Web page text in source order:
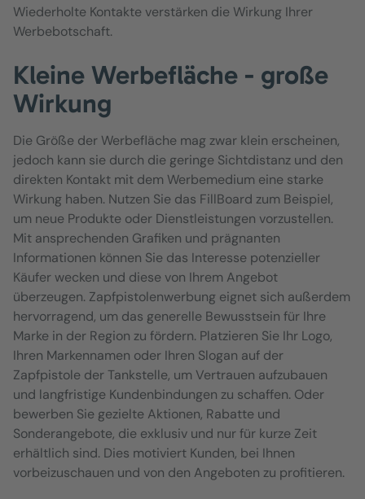
Wiederholte Kontakte verstärken die Wirkung Ihrer
Werbebotschaft.
Kleine Werbefläche - große
Wirkung
Die Größe der Werbefläche mag zwar klein erscheinen,
jedoch kann sie durch die geringe Sichtdistanz und den
direkten Kontakt mit dem Werbemedium eine starke
Wirkung haben. Nutzen Sie das FillBoard zum Beispiel,
um neue Produkte oder Dienstleistungen vorzustellen.
Mit ansprechenden Grafiken und prägnanten
Informationen können Sie das Interesse potenzieller
Käufer wecken und diese von Ihrem Angebot
überzeugen. Zapfpistolenwerbung eignet sich außerdem
hervorragend, um das generelle Bewusstsein für Ihre
Marke in der Region zu fördern. Platzieren Sie Ihr Logo,
Ihren Markennamen oder Ihren Slogan auf der
Zapfpistole der Tankstelle, um Vertrauen aufzubauen
und langfristige Kundenbindungen zu schaffen. Oder
bewerben Sie gezielte Aktionen, Rabatte und
Sonderangebote, die exklusiv und nur für kurze Zeit
erhältlich sind. Dies motiviert Kunden, bei Ihnen
vorbeizuschauen und von den Angeboten zu profitieren.